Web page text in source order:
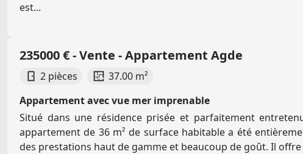
est...
235000 € - Vente - Appartement Agde
2 pièces
37.00 m²
Appartement avec vue mer imprenable
Situé dans une résidence prisée et parfaitement
appartement de 36 m² de surface habitable a été
des prestations haut de gamme et beaucoup de goût. Il offre